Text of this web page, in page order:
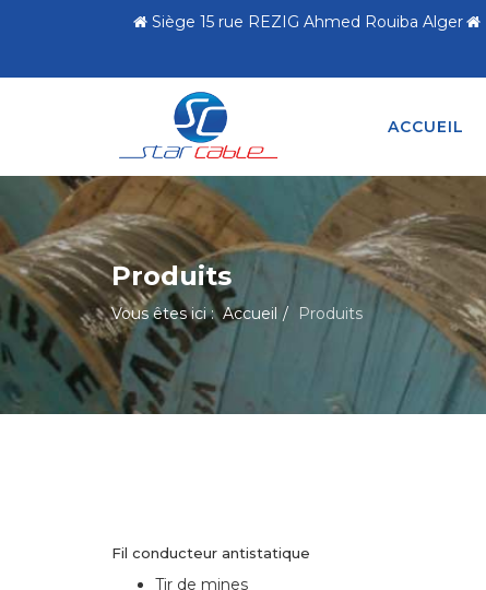
Siège 15 rue REZIG Ahmed Rouiba Alger
ACCUEIL
Produits
Vous êtes ici :Accueil Produits
Fil conducteur antistatique
Tir de mines